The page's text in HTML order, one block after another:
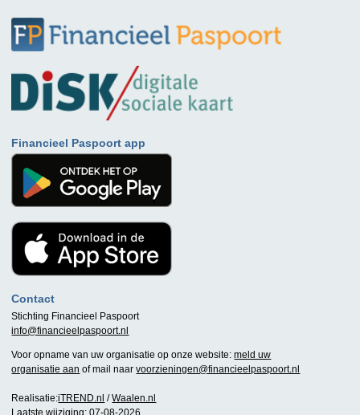
Financieel Paspoort app
Contact
Stichting Financieel Paspoort
info@financieelpaspoort.nl
Voor opname van uw organisatie op onze website:meld uw
organisatie aan of mail naarvoorzieningen@financieelpaspoort.nl
Realisatie:iTREND.nl /Waalen.nl
Laatste wijziging: 07-08-2026